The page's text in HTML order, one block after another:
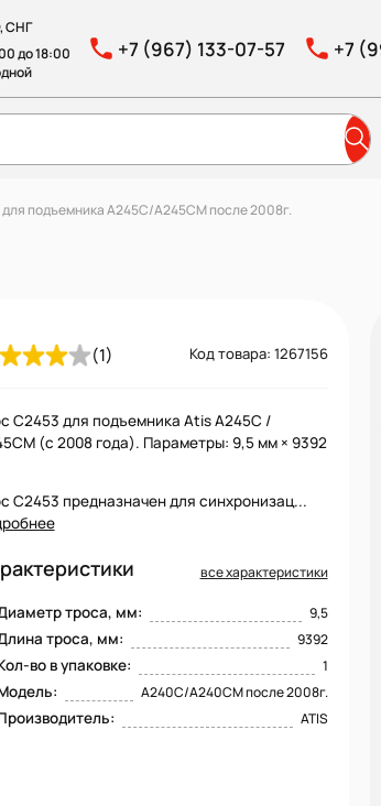
СНГ
до 18:00
+7 (967) 133-07-57 +7
для подъемника A245C/A245CM после 2008г.
(1) Код товара: 1267156
C2453 для подъемника Atis A245C /
(с 2008 года). Параметры: 9,5 мм × 9392
C2453 предназначен для синхронизац...
все характеристики
троса, мм: 9,5
троса, мм: 9392
во в упаковке: 1
A240C/A240CM после 2008г.
ATIS